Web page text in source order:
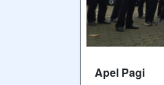
Apel Pagi